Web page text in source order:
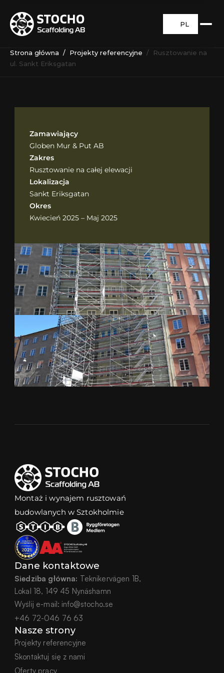
PL
Strona główna
  /
Projekty referencyjne
  /  Rusztowanie na
ul. Sankt Eriksgatan
Zamawiający
Globen Mur & Put AB
Zakres
Rusztowanie na całej elewacji
Lokalizacja
Sankt Eriksgatan
Okres
Kwiecień 2025 – Maj 2025
Montaż i wynajem rusztowań
budowlanych w Sztokholmie
Dane kontaktowe
Siedziba główna: Teknikervägen 1B,
Lokal 18, 149 45 Nynäshamn
Wyślij e-mail: info@stocho.se
+46 72-046 76 63
Nasze strony
Projekty referencyjne
Skontaktuj się z nami
Oferty pracy